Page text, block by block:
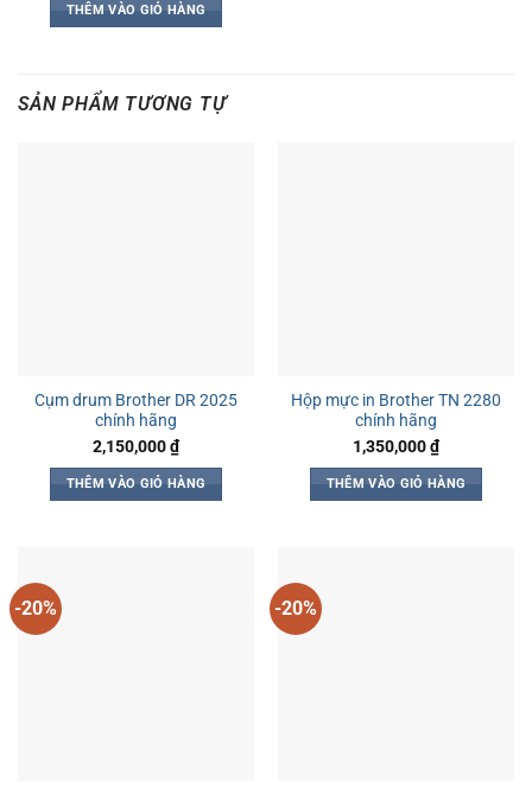
THÊM VÀO GIỎ HÀNG
SẢN PHẨM TƯƠNG TỰ
Cụm drum Brother DR 2025
chính hãng
2,150,000₫
THÊM VÀO GIỎ HÀNG
Hộp mực in Brother TN 2280
chính hãng
1,350,000₫
THÊM VÀO GIỎ HÀNG
-20% -20%